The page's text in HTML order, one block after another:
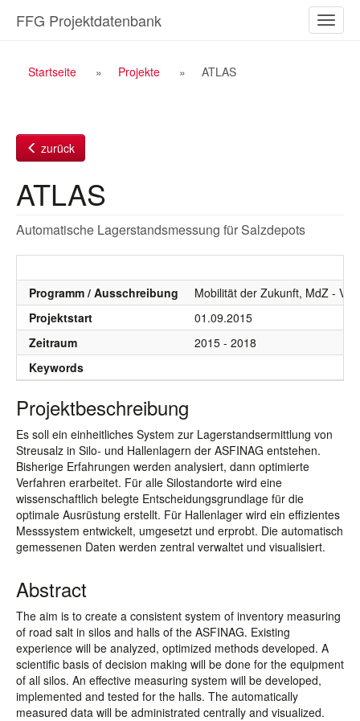
Inhalt
ein-/
FFG Projektdatenbank
Breadcrumb
Startseite Projekte ATLAS
zurück
ATLAS
Automatische Lagerstandsmessung für Salzdepots
Programm / Ausschreibung
Mobilität der Zukunft, MdZ -
Projektstart
01.09.2015
Zeitraum
2015 - 2018
Keywords
Projektbeschreibung
Es soll ein einheitliches System zur Lagerstandsermittlung von
Streusalz in Silo- und Hallenlagern der ASFINAG entstehen.
Bisherige Erfahrungen werden analysiert, dann optimierte
Verfahren erarbeitet. Für alle Silostandorte wird eine
wissenschaftlich belegte Entscheidungsgrundlage für die
optimale Ausrüstung erstellt. Für Hallenlager wird ein effizientes
Messsystem entwickelt, umgesetzt und erprobt. Die automatisch
gemessenen Daten werden zentral verwaltet und visualisiert.
Abstract
The aim is to create a consistent system of inventory measuring
of road salt in silos and halls of the ASFINAG. Existing
experience will be analyzed, optimized methods developed. A
scientific basis of decision making will be done for the equipment
of all silos. An effective measuring system will be developed,
implemented and tested for the halls. The automatically
measured data will be administrated centrally and visualized.